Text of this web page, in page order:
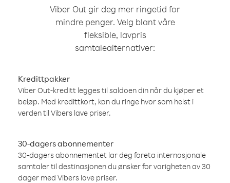
Viber Out gir deg mer ringetid for
mindre penger. Velg blant våre
fleksible, lavpris
samtalealternativer:
Kredittpakker
Viber Out-kreditt legges til saldoen din når du kjøper et
beløp. Med kredittkort, kan du ringe hvor som helst i
verden til Vibers lave priser.
30-dagers abonnementer
30-dagers abonnementet lar deg foreta internasjonale
samtaler til destinasjonen du ønsker for varigheten av 30
dager med Vibers lave priser.